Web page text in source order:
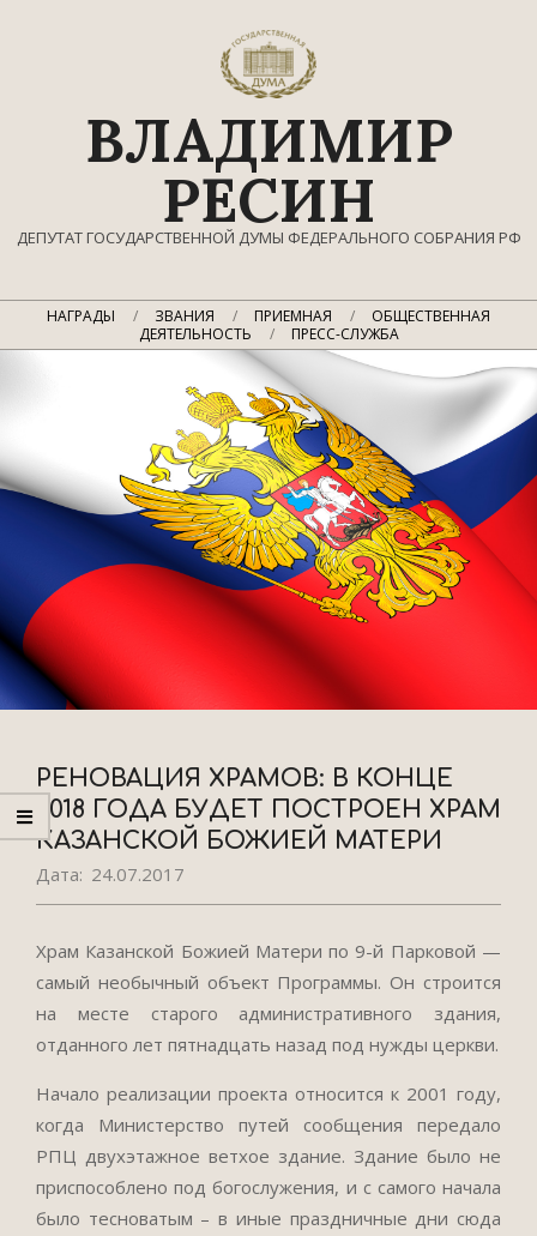
ВЛАДИМИР
РЕСИН
ДЕПУТАТ ГОСУДАРСТВЕННОЙ ДУМЫ ФЕДЕРАЛЬНОГО СОБРАНИЯ РФ
Главное
НАГРАДЫ ЗВАНИЯ ПРИЕМНАЯ
ОБЩЕСТВЕННАЯ
ДЕЯТЕЛЬНОСТЬ
ПРЕСС-СЛУЖБА
РЕНОВАЦИЯ ХРАМОВ: В КОНЦЕ
2018 ГОДА БУДЕТ ПОСТРОЕН ХРАМ
КАЗАНСКОЙ БОЖИЕЙ МАТЕРИ
Дата: 24.07.2017
Храм Казанской Божией Матери по 9-й Парковой —
самый необычный объект Программы. Он строится
на месте старого административного здания,
отданного лет пятнадцать назад под нужды церкви.
Начало реализации проекта относится к 2001 году,
когда Министерство путей сообщения передало
РПЦ двухэтажное ветхое здание. Здание было не
приспособлено под богослужения, и с самого начала
было тесноватым – в иные праздничные дни сюда